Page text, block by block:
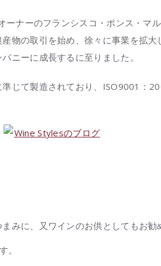
ナーのフランシスコ・ポンス・マ
物の取引を始め、徐々に事業を拡
ニーに成長するに至りました。
じて製造されており、ISO9001：
みに、又ワインのお供としてもお勧
。